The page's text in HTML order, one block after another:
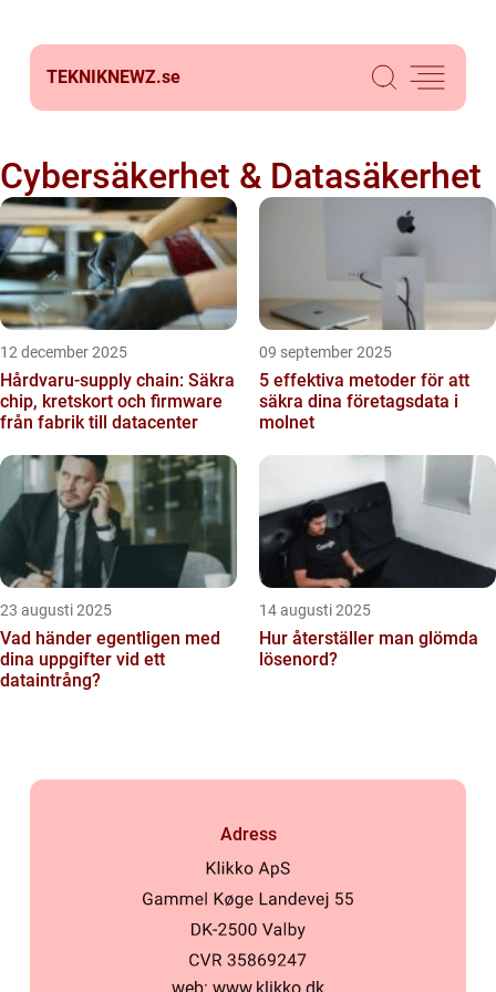
TEKNIKNEWZ.se
Cybersäkerhet & Datasäkerhet
12 december 2025
Hårdvaru-supply chain: Säkra
chip, kretskort och firmware
från fabrik till datacenter
09 september 2025
5 effektiva metoder för att
säkra dina företagsdata i
molnet
23 augusti 2025
Vad händer egentligen med
dina uppgifter vid ett
dataintrång?
14 augusti 2025
Hur återställer man glömda
lösenord?
Adress